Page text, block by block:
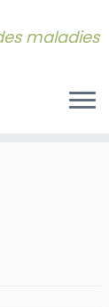
maladies